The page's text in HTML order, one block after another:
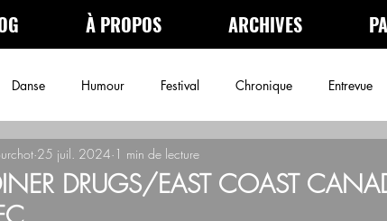
À PROPOS ARCHIVES
Danse Humour Festival Chronique Entrevue
Podcast Archives
DRUGS/EAST COAST
25 juil. 2024 1 min de lecture